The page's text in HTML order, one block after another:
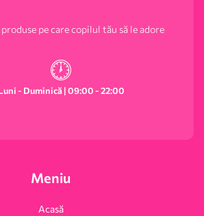
pe care copilul tău să le adore
- Duminică | 09:00 - 22:00
Meniu
Acasă